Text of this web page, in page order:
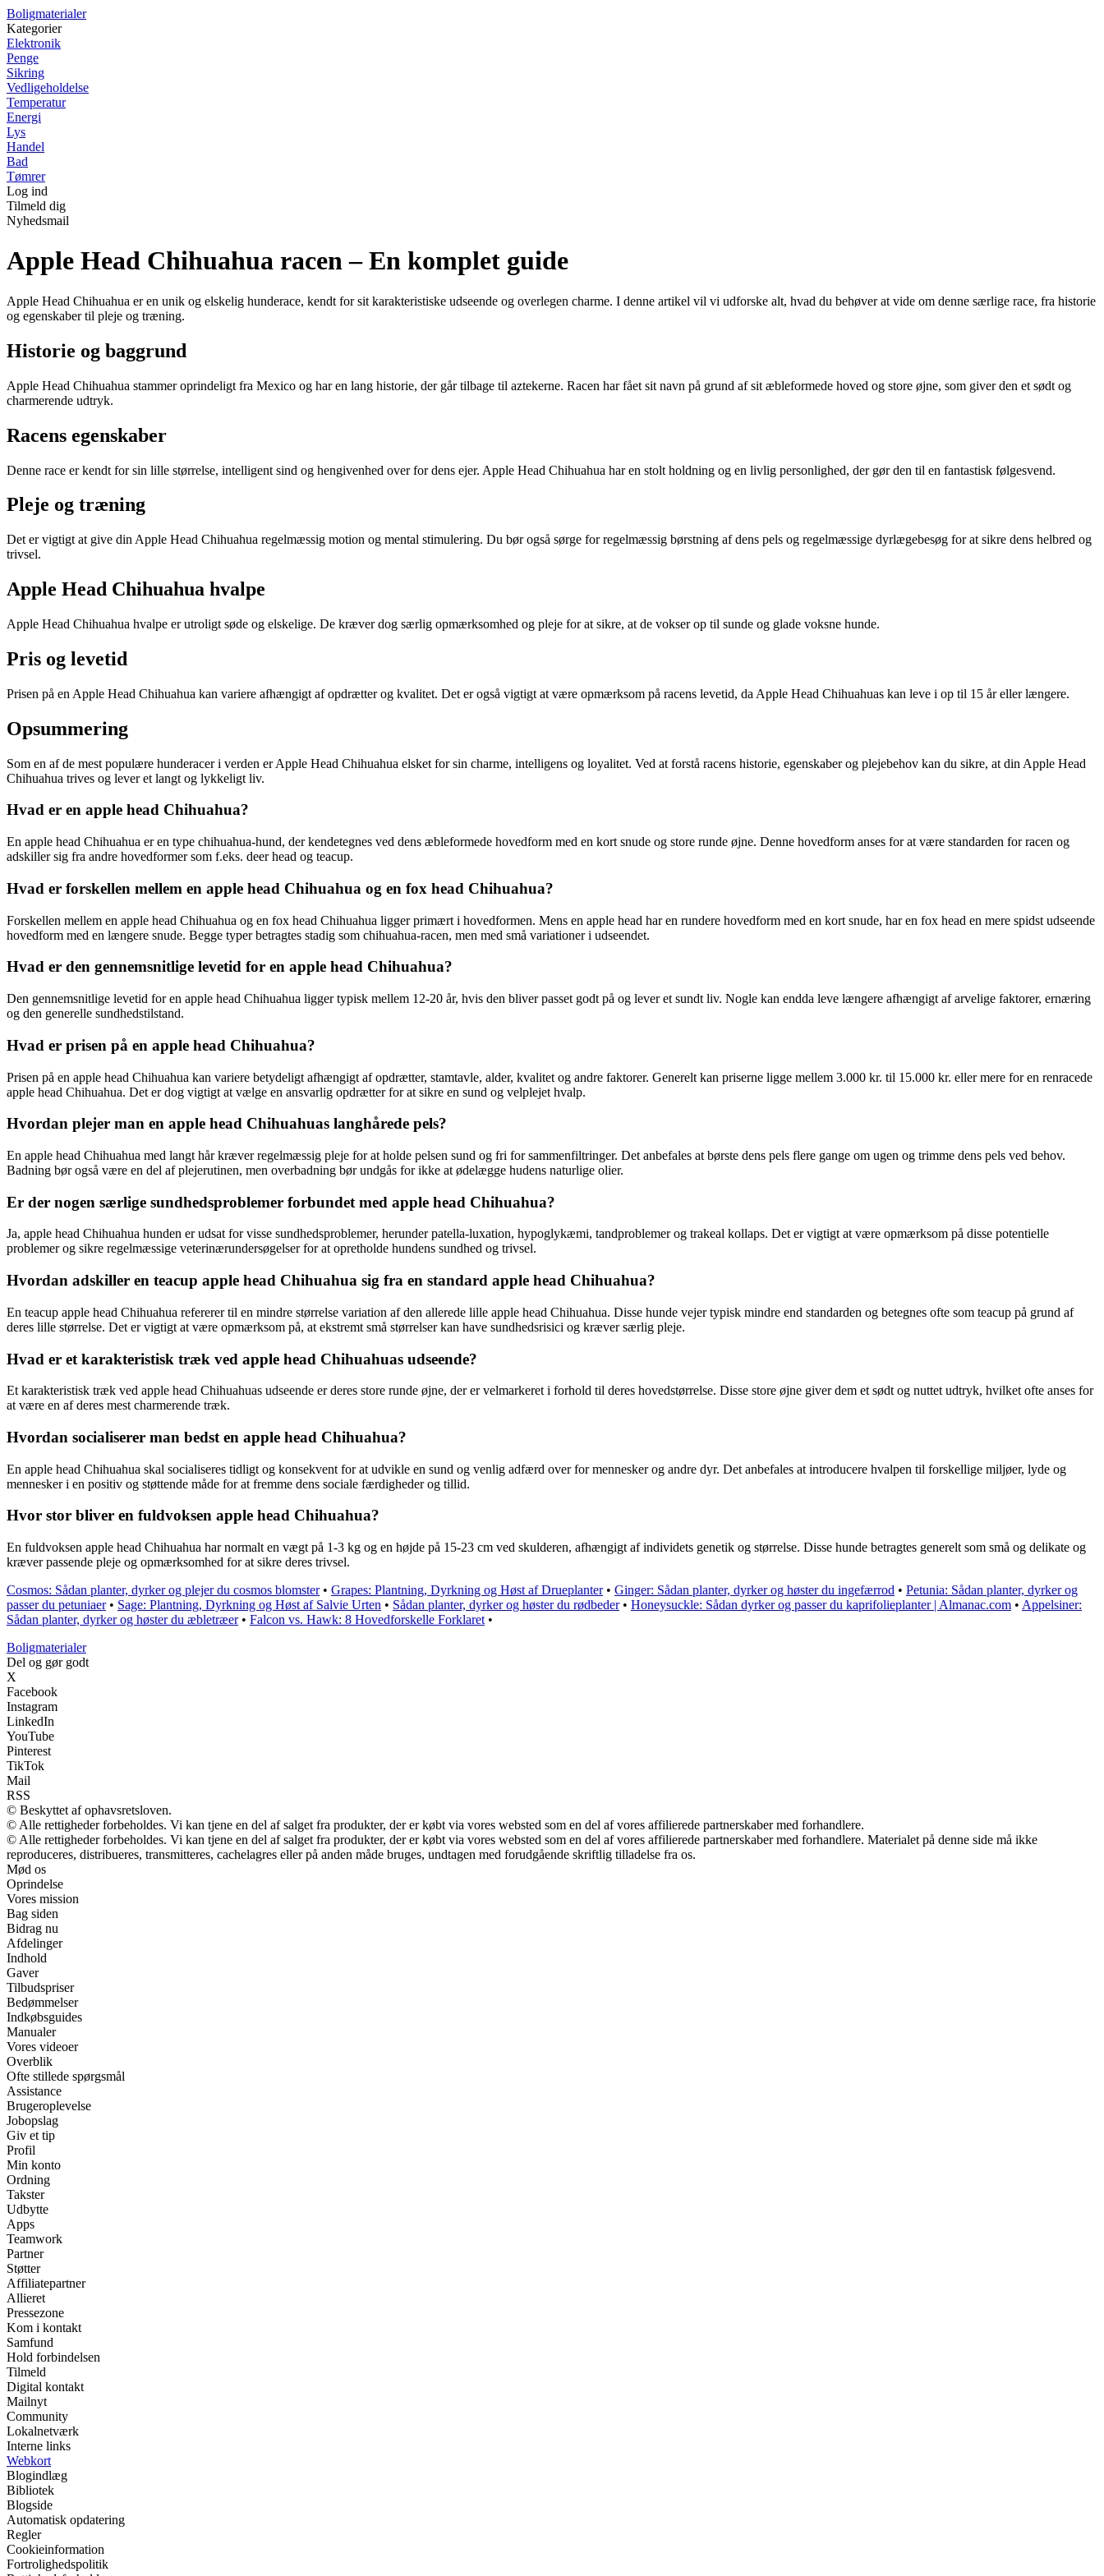
Boligmaterialer
Kategorier
Elektronik
Penge
Sikring
Vedligeholdelse
Temperatur
Energi
Lys
Handel
Bad
Tømrer
Log ind
Tilmeld dig
Nyhedsmail
Apple Head Chihuahua racen – En komplet guide
Apple Head Chihuahua er en unik og elskelig hunderace, kendt for sit karakteristiske udseende og overlegen charme. I denne artikel vil vi udforske alt, hvad du behøver at vide om denne særlige race, fra historie
og egenskaber til pleje og træning.
Historie og baggrund
Apple Head Chihuahua stammer oprindeligt fra Mexico og har en lang historie, der går tilbage til aztekerne. Racen har fået sit navn på grund af sit æbleformede hoved og store øjne, som giver den et sødt og
charmerende udtryk.
Racens egenskaber
Denne race er kendt for sin lille størrelse, intelligent sind og hengivenhed over for dens ejer. Apple Head Chihuahua har en stolt holdning og en livlig personlighed, der gør den til en fantastisk følgesvend.
Pleje og træning
Det er vigtigt at give din Apple Head Chihuahua regelmæssig motion og mental stimulering. Du bør også sørge for regelmæssig børstning af dens pels og regelmæssige dyrlægebesøg for at sikre dens helbred og
trivsel.
Apple Head Chihuahua hvalpe
Apple Head Chihuahua hvalpe er utroligt søde og elskelige. De kræver dog særlig opmærksomhed og pleje for at sikre, at de vokser op til sunde og glade voksne hunde.
Pris og levetid
Prisen på en Apple Head Chihuahua kan variere afhængigt af opdrætter og kvalitet. Det er også vigtigt at være opmærksom på racens levetid, da Apple Head Chihuahuas kan leve i op til 15 år eller længere.
Opsummering
Som en af de mest populære hunderacer i verden er Apple Head Chihuahua elsket for sin charme, intelligens og loyalitet. Ved at forstå racens historie, egenskaber og plejebehov kan du sikre, at din Apple Head
Chihuahua trives og lever et langt og lykkeligt liv.
Hvad er en apple head Chihuahua?
En apple head Chihuahua er en type chihuahua-hund, der kendetegnes ved dens æbleformede hovedform med en kort snude og store runde øjne. Denne hovedform anses for at være standarden for racen og
adskiller sig fra andre hovedformer som f.eks. deer head og teacup.
Hvad er forskellen mellem en apple head Chihuahua og en fox head Chihuahua?
Forskellen mellem en apple head Chihuahua og en fox head Chihuahua ligger primært i hovedformen. Mens en apple head har en rundere hovedform med en kort snude, har en fox head en mere spidst udseende
hovedform med en længere snude. Begge typer betragtes stadig som chihuahua-racen, men med små variationer i udseendet.
Hvad er den gennemsnitlige levetid for en apple head Chihuahua?
Den gennemsnitlige levetid for en apple head Chihuahua ligger typisk mellem 12-20 år, hvis den bliver passet godt på og lever et sundt liv. Nogle kan endda leve længere afhængigt af arvelige faktorer, ernæring
og den generelle sundhedstilstand.
Hvad er prisen på en apple head Chihuahua?
Prisen på en apple head Chihuahua kan variere betydeligt afhængigt af opdrætter, stamtavle, alder, kvalitet og andre faktorer. Generelt kan priserne ligge mellem 3.000 kr. til 15.000 kr. eller mere for en renracede
apple head Chihuahua. Det er dog vigtigt at vælge en ansvarlig opdrætter for at sikre en sund og velplejet hvalp.
Hvordan plejer man en apple head Chihuahuas langhårede pels?
En apple head Chihuahua med langt hår kræver regelmæssig pleje for at holde pelsen sund og fri for sammenfiltringer. Det anbefales at børste dens pels flere gange om ugen og trimme dens pels ved behov.
Badning bør også være en del af plejerutinen, men overbadning bør undgås for ikke at ødelægge hudens naturlige olier.
Er der nogen særlige sundhedsproblemer forbundet med apple head Chihuahua?
Ja, apple head Chihuahua hunden er udsat for visse sundhedsproblemer, herunder patella-luxation, hypoglykæmi, tandproblemer og trakeal kollaps. Det er vigtigt at være opmærksom på disse potentielle
problemer og sikre regelmæssige veterinærundersøgelser for at opretholde hundens sundhed og trivsel.
Hvordan adskiller en teacup apple head Chihuahua sig fra en standard apple head Chihuahua?
En teacup apple head Chihuahua refererer til en mindre størrelse variation af den allerede lille apple head Chihuahua. Disse hunde vejer typisk mindre end standarden og betegnes ofte som teacup på grund af
deres lille størrelse. Det er vigtigt at være opmærksom på, at ekstremt små størrelser kan have sundhedsrisici og kræver særlig pleje.
Hvad er et karakteristisk træk ved apple head Chihuahuas udseende?
Et karakteristisk træk ved apple head Chihuahuas udseende er deres store runde øjne, der er velmarkeret i forhold til deres hovedstørrelse. Disse store øjne giver dem et sødt og nuttet udtryk, hvilket ofte anses for
at være en af ​​deres mest charmerende træk.
Hvordan socialiserer man bedst en apple head Chihuahua?
En apple head Chihuahua skal socialiseres tidligt og konsekvent for at udvikle en sund og venlig adfærd over for mennesker og andre dyr. Det anbefales at introducere hvalpen til forskellige miljøer, lyde og
mennesker i en positiv og støttende måde for at fremme dens sociale færdigheder og tillid.
Hvor stor bliver en fuldvoksen apple head Chihuahua?
En fuldvoksen apple head Chihuahua har normalt en vægt på 1-3 kg og en højde på 15-23 cm ved skulderen, afhængigt af individets genetik og størrelse. Disse hunde betragtes generelt som små og delikate og
kræver passende pleje og opmærksomhed for at sikre deres trivsel.
Cosmos: Sådan planter, dyrker og plejer du cosmos blomster• Grapes: Plantning, Dyrkning og Høst af Drueplanter• Ginger: Sådan planter, dyrker og høster du ingefærrod • Petunia: Sådan planter, dyrker og
passer du petuniaer• Sage: Plantning, Dyrkning og Høst af Salvie Urten • Sådan planter, dyrker og høster du rødbeder• Honeysuckle: Sådan dyrker og passer du kaprifolieplanter | Almanac.com • Appelsiner:
Sådan planter, dyrker og høster du æbletræer• Falcon vs. Hawk: 8 Hovedforskelle Forklaret •
Boligmaterialer
Del og gør godt
X
Facebook
Instagram
LinkedIn
YouTube
Pinterest
TikTok
Mail
RSS
© Beskyttet af ophavsretsloven.
© Alle rettigheder forbeholdes. Vi kan tjene en del af salget fra produkter, der er købt via vores websted som en del af vores affilierede partnerskaber med forhandlere.
© Alle rettigheder forbeholdes. Vi kan tjene en del af salget fra produkter, der er købt via vores websted som en del af vores affilierede partnerskaber med forhandlere. Materialet på denne side må ikke
reproduceres, distribueres, transmitteres, cachelagres eller på anden måde bruges, undtagen med forudgående skriftlig tilladelse fra os.
Mød os
Oprindelse
Vores mission
Bag siden
Bidrag nu
Afdelinger
Indhold
Gaver
Tilbudspriser
Bedømmelser
Indkøbsguides
Manualer
Vores videoer
Overblik
Ofte stillede spørgsmål
Assistance
Brugeroplevelse
Jobopslag
Giv et tip
Profil
Min konto
Ordning
Takster
Udbytte
Apps
Teamwork
Partner
Støtter
Affiliatepartner
Allieret
Pressezone
Kom i kontakt
Samfund
Hold forbindelsen
Tilmeld
Digital kontakt
Mailnyt
Community
Lokalnetværk
Interne links
Webkort
Blogindlæg
Bibliotek
Blogside
Automatisk opdatering
Regler
Cookieinformation
Fortrolighedspolitik